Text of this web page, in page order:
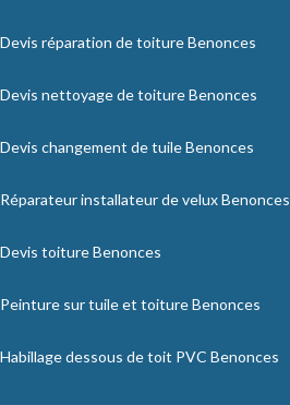
Devis réparation de toiture Benonces
Devis nettoyage de toiture Benonces
Devis changement de tuile Benonces
Réparateur installateur de velux Benonces
Devis toiture Benonces
Peinture sur tuile et toiture Benonces
Habillage dessous de toit PVC Benonces